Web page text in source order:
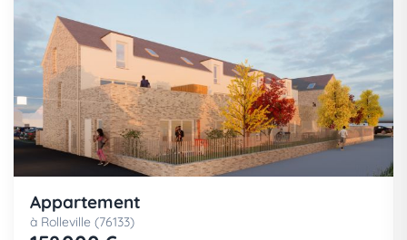
Appartement
à Rolleville (76133)